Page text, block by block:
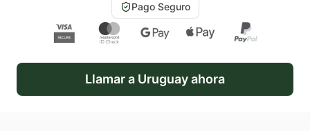
Pago Seguro
Llamar a Uruguayahora